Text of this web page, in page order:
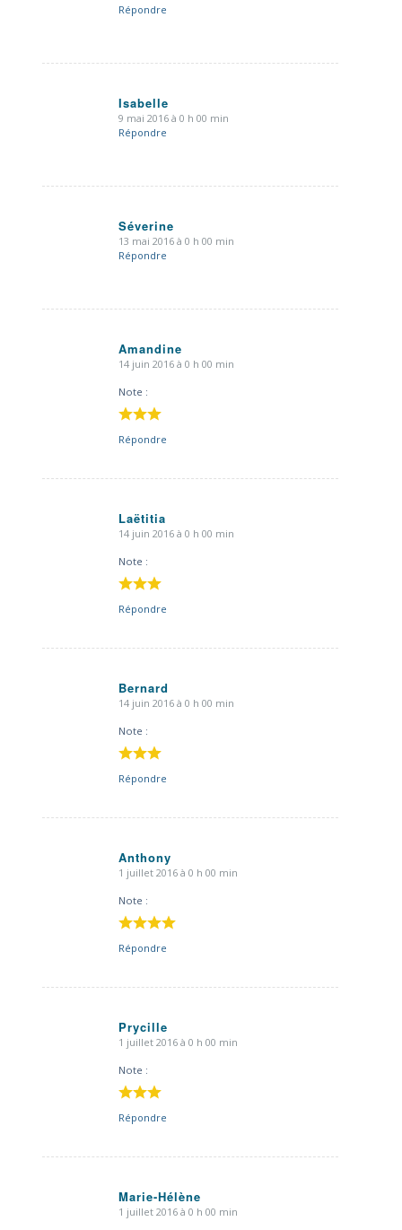
Répondre
Isabelle
dit
9 mai 2016 à 0 h 00 min
Répondre
Séverine
dit
13 mai 2016 à 0 h 00 min
Répondre
Amandine
dit
14 juin 2016 à 0 h 00 min
Note :
Répondre
Laëtitia
dit
14 juin 2016 à 0 h 00 min
Note :
Répondre
Bernard
dit
14 juin 2016 à 0 h 00 min
Note :
Répondre
Anthony
dit
1 juillet 2016 à 0 h 00 min
Note :
Répondre
Prycille
dit
1 juillet 2016 à 0 h 00 min
Note :
Répondre
Marie-Hélène
dit
1 juillet 2016 à 0 h 00 min